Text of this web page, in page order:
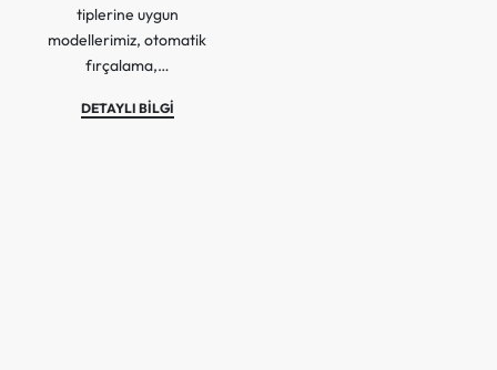
tiplerine uygun
modellerimiz, otomatik
fırçalama,…
DETAYLI BİLGİ